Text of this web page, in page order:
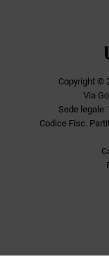
Copyright ©
Via
Sede legale:
Codice Fisc.